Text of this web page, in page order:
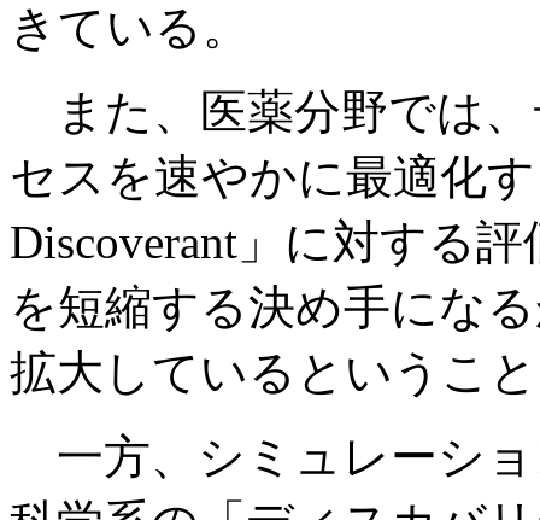
きている。
また、医薬分野では
セスを速やかに最適化
Discoverant」に対する
を短縮する決め手にな
拡大しているというこ
一方、シミュレーシ